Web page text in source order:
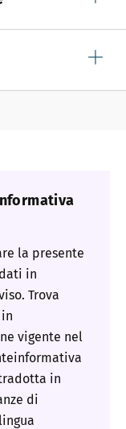
la presente
in
Trova
vigente nel
in
di